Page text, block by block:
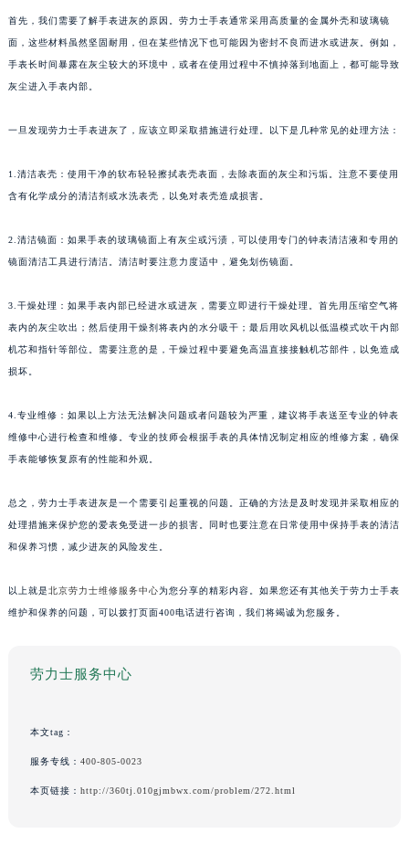
首先，我们需要了解手表进灰的原因。劳力士手表通常采用高质量的金属外壳和玻璃镜
面，这些材料虽然坚固耐用，但在某些情况下也可能因为密封不良而进水或进灰。例如，
手表长时间暴露在灰尘较大的环境中，或者在使用过程中不慎掉落到地面上，都可能导致
灰尘进入手表内部。
一旦发现劳力士手表进灰了，应该立即采取措施进行处理。以下是几种常见的处理方法：
1.清洁表壳：使用干净的软布轻轻擦拭表壳表面，去除表面的灰尘和污垢。注意不要使用
含有化学成分的清洁剂或水洗表壳，以免对表壳造成损害。
2.清洁镜面：如果手表的玻璃镜面上有灰尘或污渍，可以使用专门的钟表清洁液和专用的
镜面清洁工具进行清洁。清洁时要注意力度适中，避免划伤镜面。
3.干燥处理：如果手表内部已经进水或进灰，需要立即进行干燥处理。首先用压缩空气将
表内的灰尘吹出；然后使用干燥剂将表内的水分吸干；最后用吹风机以低温模式吹干内部
机芯和指针等部位。需要注意的是，干燥过程中要避免高温直接接触机芯部件，以免造成
损坏。
4.专业维修：如果以上方法无法解决问题或者问题较为严重，建议将手表送至专业的钟表
维修中心进行检查和维修。专业的技师会根据手表的具体情况制定相应的维修方案，确保
手表能够恢复原有的性能和外观。
总之，劳力士手表进灰是一个需要引起重视的问题。正确的方法是及时发现并采取相应的
处理措施来保护您的爱表免受进一步的损害。同时也要注意在日常使用中保持手表的清洁
和保养习惯，减少进灰的风险发生。
以上就是北京劳力士维修服务中心为您分享的精彩内容。如果您还有其他关于劳力士手表
维护和保养的问题，可以拨打页面400电话进行咨询，我们将竭诚为您服务。
劳力士服务中心
本文tag：
服务专线： 400-805-0023
本页链接： http://360tj.010gjmbwx.com/problem/272.html